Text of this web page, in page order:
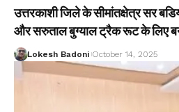
उत्तरकाशी जिले के सीमांतक्षेत्र सर
और सरुताल बुग्याल ट्रैक रूट के लिए
Lokesh Badoni October 14, 2025